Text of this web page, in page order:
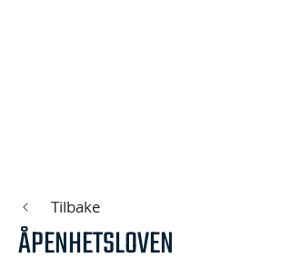
Tilbake
ÅPENHETSLOVEN